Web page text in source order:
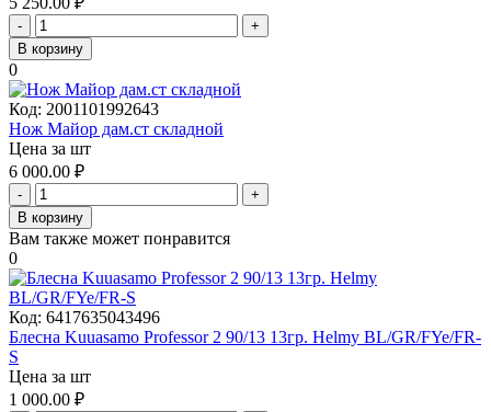
-
+
В корзину
0
Код: 2001101992643
Нож Майор дам.ст складной
Цена за шт
6 000.00 ₽
-
+
В корзину
Вам также может понравится
0
Код: 6417635043496
Блесна Kuuasamo Professor 2 90/13 13гр. Helmy BL/GR/FYe/FR-
S
Цена за шт
1 000.00 ₽